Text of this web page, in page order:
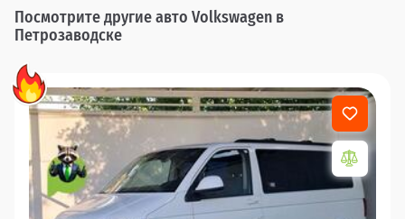
Посмотрите другие авто Volkswagen в
Петрозаводске